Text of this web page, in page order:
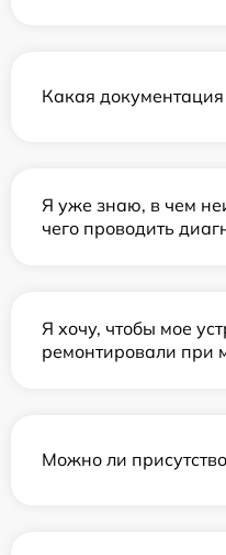
Какая
Я уже знаю, в чем
чего проводить
Я хочу, чтобы мое
ремонтировали при
Можно ли